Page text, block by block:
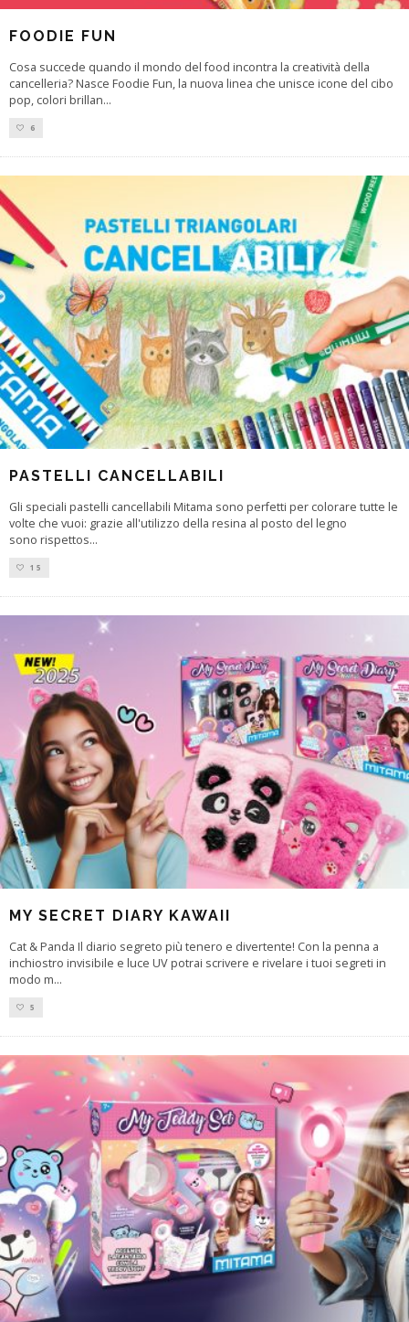
FOODIE FUN
Cosa succede quando il mondo del food incontra la creatività della
cancelleria? Nasce Foodie Fun, la nuova linea che unisce icone del cibo
pop, colori brillan...
6
PASTELLI CANCELLABILI
Gli speciali pastelli cancellabili Mitama sono perfetti per colorare tutte le
volte che vuoi: grazie all'utilizzo della resina al posto del legno
sono rispettos...
15
MY SECRET DIARY KAWAII
Cat & Panda Il diario segreto più tenero e divertente! Con la penna a
inchiostro invisibile e luce UV potrai scrivere e rivelare i tuoi segreti in
modo m...
5